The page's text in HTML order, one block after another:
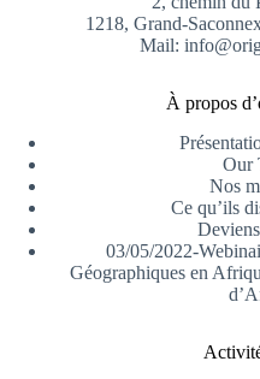
1218, Grand-
Mail:
À propos
Our
Nos
Ce qu’ils
03/05/2022-
Géographiques en